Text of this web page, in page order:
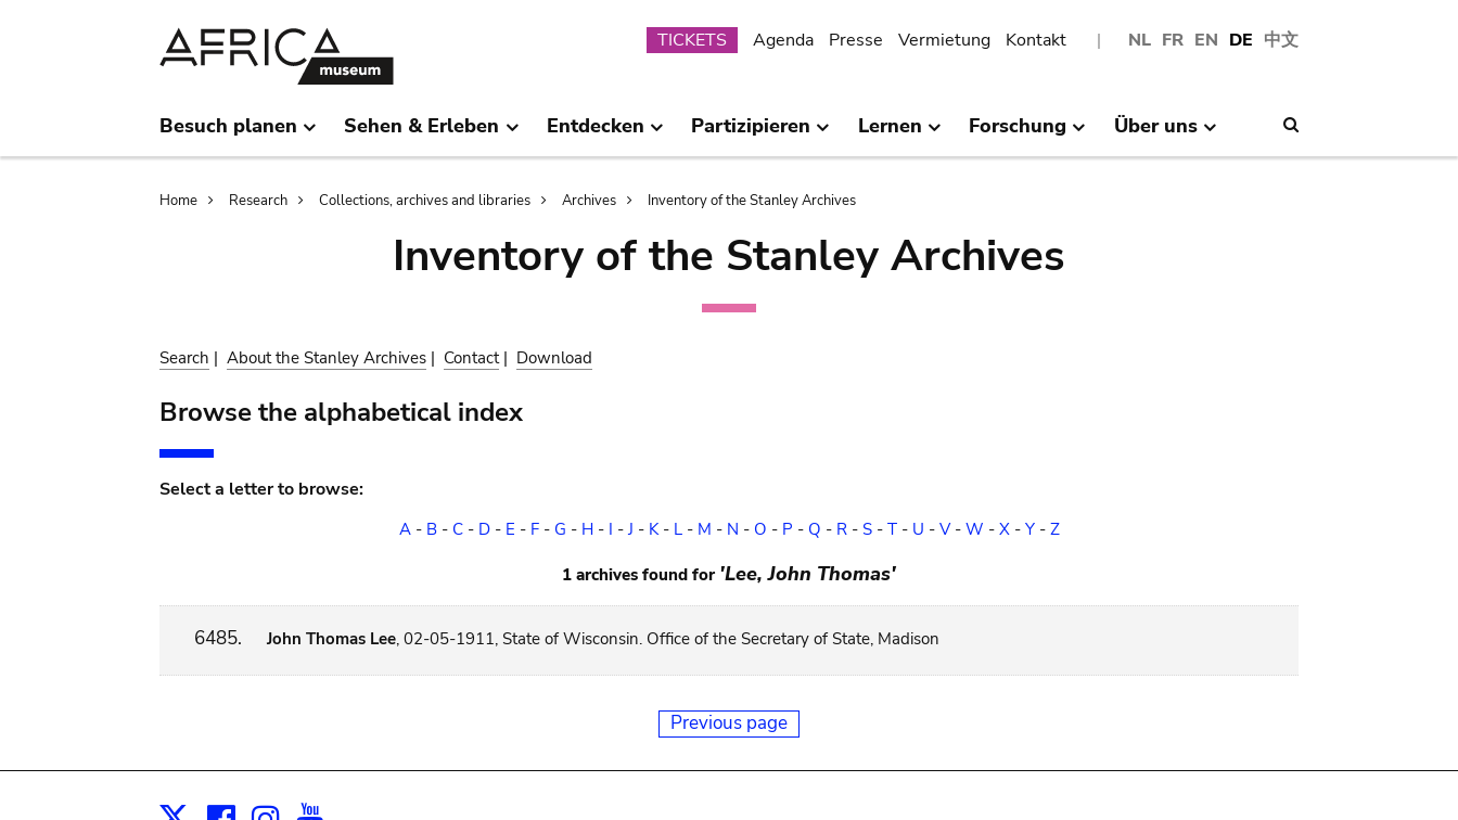
NL FR EN DE 中文
Submenu
TICKETS Agenda Presse Vermietung Kontakt
Besuch planen Sehen & Erleben Entdecken Partizipieren Lernen Forschung Über uns
Breadcrumb
Home Research Collections, archives and libraries Archives Inventory of the Stanley Archives
Inventory of the Stanley Archives
Search | About the Stanley Archives | Contact| Download
Browse the alphabetical index
Select a letter to browse:
A- B- C- D- E - F- G - H- I -J - K- L- M - N - O - P - Q - R- S- T- U - V- W - X- Y- Z
1 archives found for 'Lee, John Thomas'
6485. John Thomas Lee, 02-05-1911, State of Wisconsin. Office of the Secretary of State, Madison
Previous page